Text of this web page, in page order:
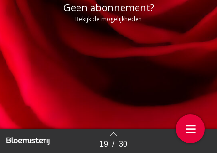
Back to index 19 / 30
Geen abonnement?
Bekijk de mogelijkheden